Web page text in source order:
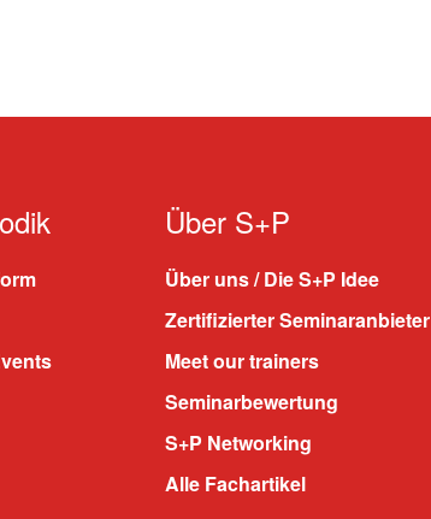
Über S+P
Über uns / Die S+P Idee
Zertifizierter Seminaranbieter
Meet our trainers
Seminarbewertung
S+P Networking
Alle Fachartikel